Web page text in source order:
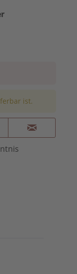
ist.